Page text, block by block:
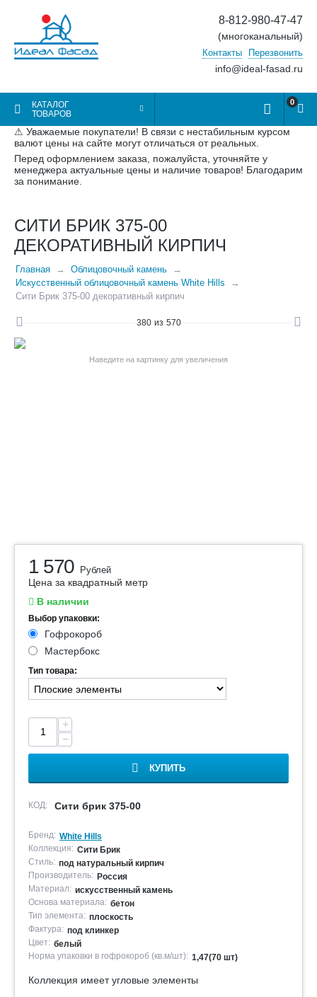
8-812-980-47-47
(многоканальный)
Контакты Перезвонить
info@ideal-fasad.ru
КАТАЛОГ
ТОВАРОВ
0
⚠ Уважаемые покупатели! В связи с нестабильным курсом
валют цены на сайте могут отличаться от реальных.
Перед оформлением заказа, пожалуйста, уточняйте у
менеджера актуальные цены и наличие товаров! Благодарим
за понимание.
СИТИ БРИК 375-00
ДЕКОРАТИВНЫЙ КИРПИЧ
Главная
Облицовочный камень
Искусственный облицовочный камень White Hills
Сити Брик 375-00 декоративный кирпич
380 из 570
Наведите на картинку для увеличения
1 570 Рублей
Цена за квадратный метр
В наличии
Выбор упаковки:
Гофрокороб
Мастербокс
Тип товара:
+
−
КУПИТЬ
КОД: Сити брик 375-00
Бренд: White Hills
Коллекция: Сити Брик
Стиль: под натуральный кирпич
Производитель: Россия
Материал: искусственный камень
Основа материала: бетон
Тип элемента: плоскость
Фактура: под клинкер
Цвет: белый
Норма упаковки в гофрокороб (кв.м/шт): 1,47(70 шт)
Коллекция имеет угловые элементы